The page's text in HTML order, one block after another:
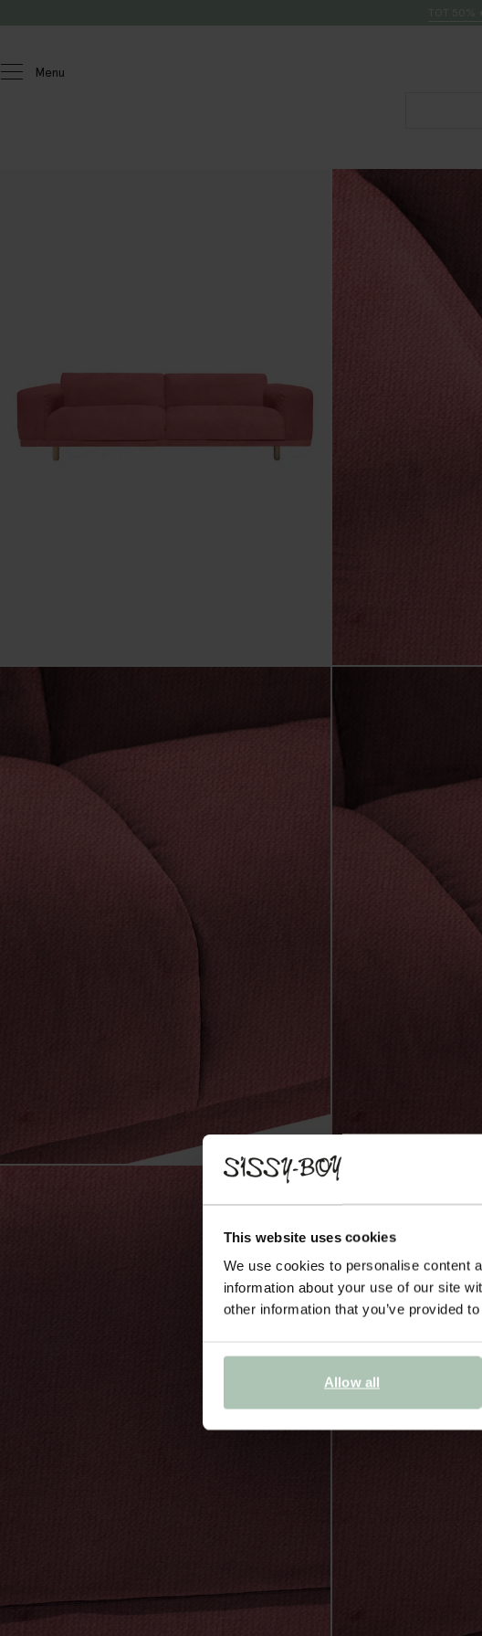
This website uses cookies
We use cookies to personalise content
information about your use of our site
other information that you’ve provided
Allow all
Menu